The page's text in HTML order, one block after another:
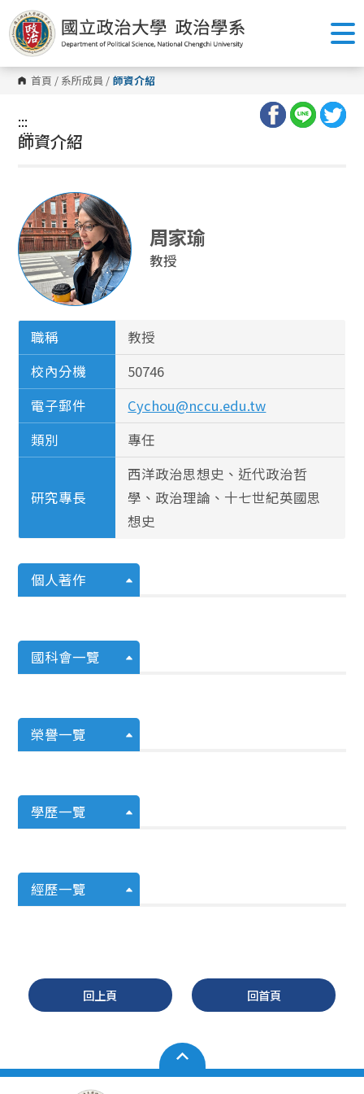
跳
到
主
要
內
容
區 首頁 / 系所成員 / 師資介紹
:::
:::
師資介紹
周家瑜
教授
職稱
教授
校內分機
50746
電子郵件
Cychou@nccu.edu.tw
類別
專任
研究專長
西洋政治思想史、近代政治哲
學、政治理論、十七世紀英國思
想史
個人著作
國科會一覽
榮譽一覽
學歷一覽
經歷一覽
回上頁 回首頁